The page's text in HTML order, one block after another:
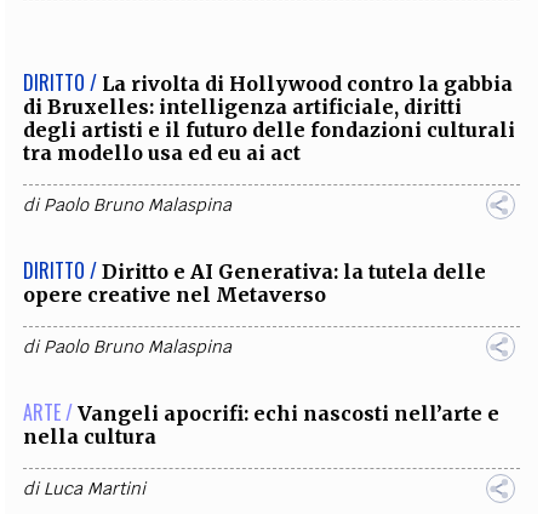
DIRITTO / La rivolta di Hollywood contro la gabbia
di Bruxelles: intelligenza artificiale, diritti
degli artisti e il futuro delle fondazioni culturali
tra modello usa ed eu ai act
diPaolo Bruno Malaspina
DIRITTO / Diritto e AI Generativa: la tutela delle
opere creative nel Metaverso
diPaolo Bruno Malaspina
ARTE / Vangeli apocrifi: echi nascosti nell’arte e
nella cultura
diLuca Martini